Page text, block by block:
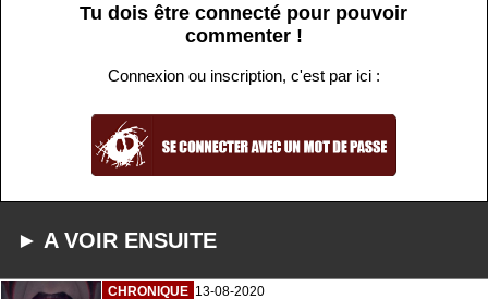
Tu dois être connecté pour pouvoir
commenter !
Connexion ou inscription, c'est par ici :
► A VOIR ENSUITE
CHRONIQUE 13-08-2020